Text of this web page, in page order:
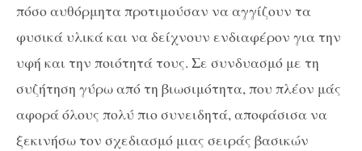
πόσο αυθόρμητα προτιμούσαν να αγγίζουν τα
φυσικά υλικά και να δείχνουν ενδιαφέρον για την
υφή και την ποιότητά τους. Σε συνδυασμό με τη
συζήτηση γύρω από τη βιωσιμότητα, που πλέον μάς
αφορά όλους πολύ πιο συνειδητά, αποφάσισα να
ξεκινήσω τον σχεδιασμό μιας σειράς βασικών